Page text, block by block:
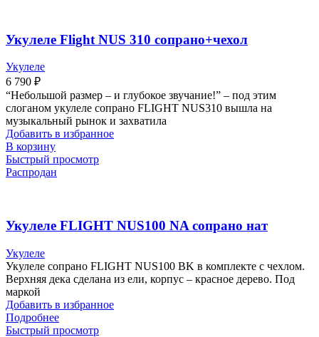
Укулеле Flight NUS 310 сопрано+чехол
Укулеле
6 790 ₽
“Небольшой размер – и глубокое звучание!” – под этим
слоганом укулеле сопрано FLIGHT NUS310 вышла на
музыкальный рынок и захватила
Добавить в избранное
В корзину
Быстрый просмотр
Распродан
Укулеле FLIGHT NUS100 NA сопрано нат
Укулеле
Укулеле сопрано FLIGHT NUS100 BK в комплекте с чехлом.
Верхняя дека сделана из ели, корпус – красное дерево. Под
маркой
Добавить в избранное
Подробнее
Быстрый просмотр